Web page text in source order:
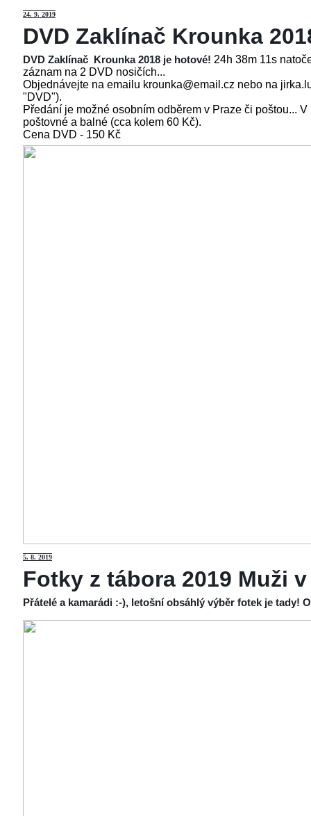
24. 9. 2019
DVD Zaklínač Krounka
DVD Zaklínač Krounka 2018 je hotové! 24h 38m 11s
záznam na 2 DVD nosičích...
Objednávejte na emailu krounka@email.cz nebo na
"DVD").
Předání je možné osobním odběrem v Praze či poštou...
poštovné a balné (cca kolem 60 Kč).
Cena DVD - 150 Kč
5. 8. 2019
Fotky z tábora 2019 Muži
Přátelé a kamarádi :-), letošní obsáhlý výběr fotek je tady!